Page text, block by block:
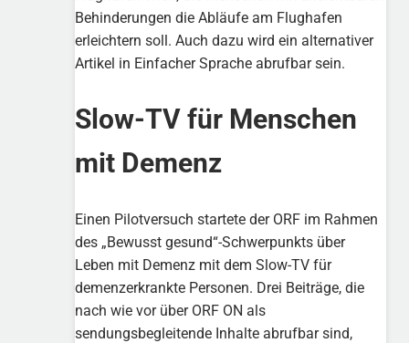
Behinderungen die Abläufe am Flughafen
erleichtern soll. Auch dazu wird ein alternativer
Artikel in Einfacher Sprache abrufbar sein.
Slow-TV für Menschen
mit Demenz
Einen Pilotversuch startete der ORF im Rahmen
des „Bewusst gesund“-Schwerpunkts über
Leben mit Demenz mit dem Slow-TV für
demenzerkrankte Personen. Drei Beiträge, die
nach wie vor über ORF ON als
sendungsbegleitende Inhalte abrufbar sind,